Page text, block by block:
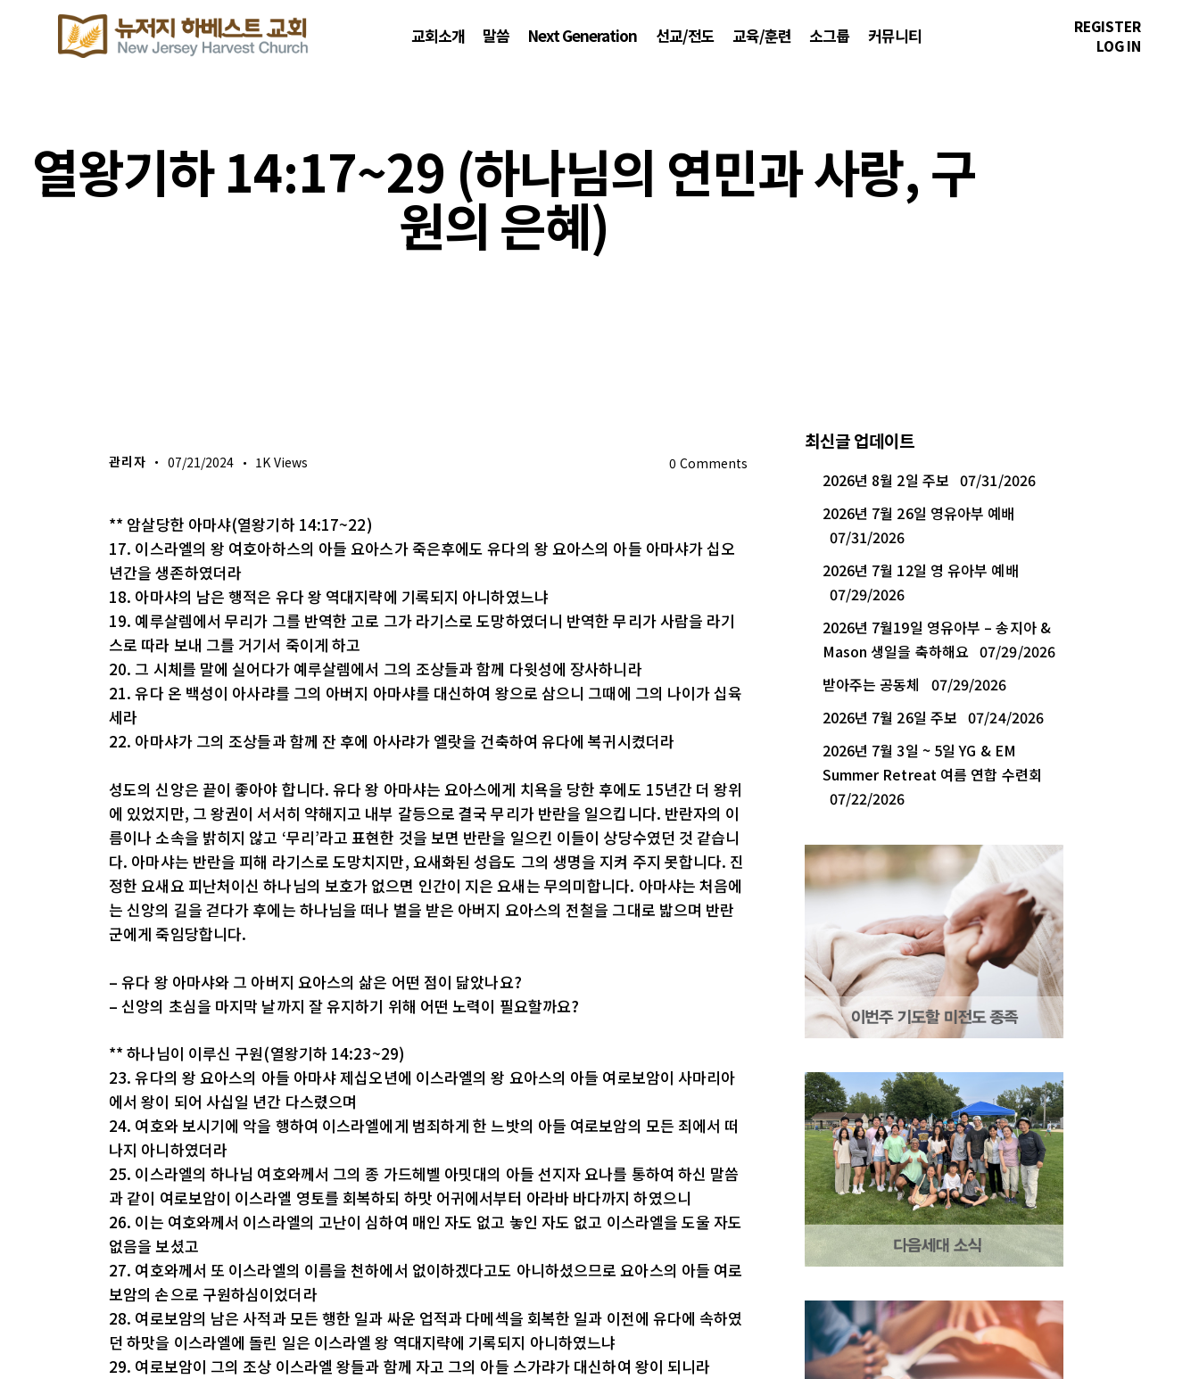
교회소개 말씀 Next Generation 선교/전도 교육/훈련 소그룹 커뮤니티
REGISTER
LOG IN
열왕기하 14:17~29 (하나님의 연민과 사랑, 구
원의 은혜)
관리자 07/21/2024 1K Views 0 Comments
** 암살당한 아마샤(열왕기하 14:17~22)
17. 이스라엘의 왕 여호아하스의 아들 요아스가 죽은후에도 유다의 왕 요아스의 아들 아마샤가 십오
년간을 생존하였더라
18. 아마샤의 남은 행적은 유다 왕 역대지략에 기록되지 아니하였느냐
19. 예루살렘에서 무리가 그를 반역한 고로 그가 라기스로 도망하였더니 반역한 무리가 사람을 라기
스로 따라 보내 그를 거기서 죽이게 하고
20. 그 시체를 말에 실어다가 예루살렘에서 그의 조상들과 함께 다윗성에 장사하니라
21. 유다 온 백성이 아사랴를 그의 아버지 아마샤를 대신하여 왕으로 삼으니 그때에 그의 나이가 십육
세라
22. 아마샤가 그의 조상들과 함께 잔 후에 아사랴가 엘랏을 건축하여 유다에 복귀시켰더라
성도의 신앙은 끝이 좋아야 합니다. 유다 왕 아마샤는 요아스에게 치욕을 당한 후에도 15년간 더 왕위
에 있었지만, 그 왕권이 서서히 약해지고 내부 갈등으로 결국 무리가 반란을 일으킵니다. 반란자의 이
름이나 소속을 밝히지 않고 ‘무리’라고 표현한 것을 보면 반란을 일으킨 이들이 상당수였던 것 같습니
다. 아마샤는 반란을 피해 라기스로 도망치지만, 요새화된 성읍도 그의 생명을 지켜 주지 못합니다. 진
정한 요새요 피난처이신 하나님의 보호가 없으면 인간이 지은 요새는 무의미합니다. 아마샤는 처음에
는 신앙의 길을 걷다가 후에는 하나님을 떠나 벌을 받은 아버지 요아스의 전철을 그대로 밟으며 반란
군에게 죽임당합니다.
– 유다 왕 아마샤와 그 아버지 요아스의 삶은 어떤 점이 닮았나요?
– 신앙의 초심을 마지막 날까지 잘 유지하기 위해 어떤 노력이 필요할까요?
** 하나님이 이루신 구원(열왕기하 14:23~29)
23. 유다의 왕 요아스의 아들 아마샤 제십오년에 이스라엘의 왕 요아스의 아들 여로보암이 사마리아
에서 왕이 되어 사십일 년간 다스렸으며
24. 여호와 보시기에 악을 행하여 이스라엘에게 범죄하게 한 느밧의 아들 여로보암의 모든 죄에서 떠
나지 아니하였더라
25. 이스라엘의 하나님 여호와께서 그의 종 가드헤벨 아밋대의 아들 선지자 요나를 통하여 하신 말씀
과 같이 여로보암이 이스라엘 영토를 회복하되 하맛 어귀에서부터 아라바 바다까지 하였으니
26. 이는 여호와께서 이스라엘의 고난이 심하여 매인 자도 없고 놓인 자도 없고 이스라엘을 도울 자도
없음을 보셨고
27. 여호와께서 또 이스라엘의 이름을 천하에서 없이하겠다고도 아니하셨으므로 요아스의 아들 여로
보암의 손으로 구원하심이었더라
28. 여로보암의 남은 사적과 모든 행한 일과 싸운 업적과 다메섹을 회복한 일과 이전에 유다에 속하였
던 하맛을 이스라엘에 돌린 일은 이스라엘 왕 역대지략에 기록되지 아니하였느냐
29. 여로보암이 그의 조상 이스라엘 왕들과 함께 자고 그의 아들 스가랴가 대신하여 왕이 되니라
최신글 업데이트
2026년 8월 2일 주보 07/31/2026
2026년 7월 26일 영유아부 예배
07/31/2026
2026년 7월 12일 영 유아부 예배
07/29/2026
2026년 7월19일 영유아부 – 송지아 &
Mason 생일을 축하해요 07/29/2026
받아주는 공동체
07/29/2026
2026년 7월 26일 주보 07/24/2026
2026년 7월 3일 ~ 5일 YG & EM
Summer Retreat 여름 연합 수련회
07/22/2026